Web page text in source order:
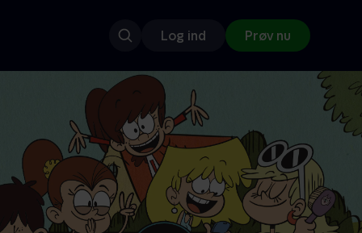
Log ind Prøv nu